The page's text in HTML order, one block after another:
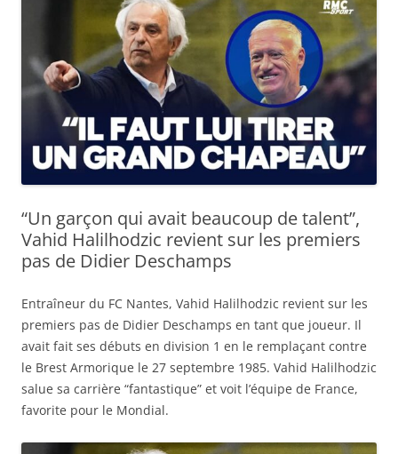
“Un garçon qui avait beaucoup de talent”,
Vahid Halilhodzic revient sur les premiers
pas de Didier Deschamps
Entraîneur du FC Nantes, Vahid Halilhodzic revient sur les
premiers pas de Didier Deschamps en tant que joueur. Il
avait fait ses débuts en division 1 en le remplaçant contre
le Brest Armorique le 27 septembre 1985. Vahid Halilhodzic
salue sa carrière “fantastique” et voit l’équipe de France,
favorite pour le Mondial.